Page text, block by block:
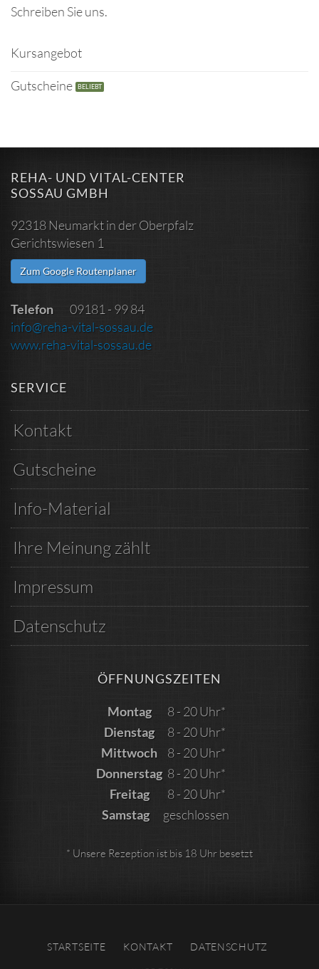
Schreiben Sie uns.
Kursangebot
Gutscheine
REHA- UND VITAL-CENTER
SOSSAU GMBH
92318 Neumarkt in der Oberpfalz
Gerichtswiesen 1
Zum Google Routenplaner
Telefon
09181 - 99 84
info@reha-vital-sossau.de
www.reha-vital-sossau.de
SERVICE
Kontakt
Gutscheine
Info-Material
Ihre Meinung zählt
Impressum
Datenschutz
ÖFFNUNGSZEITEN
Montag
8 - 20 Uhr*
Dienstag
8 - 20 Uhr*
Mittwoch
8 - 20 Uhr*
Donnerstag 8 - 20 Uhr*
Freitag
8 - 20 Uhr*
Samstag
geschlossen
* Unsere Rezeption ist bis 18 Uhr besetzt
STARTSEITE KONTAKT DATENSCHUTZ